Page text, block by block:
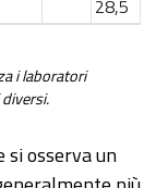
28,5
i laboratori
osserva un